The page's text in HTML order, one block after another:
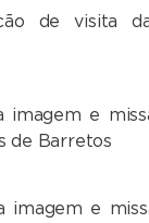
de visita
imagem e
de Barretos
imagem e